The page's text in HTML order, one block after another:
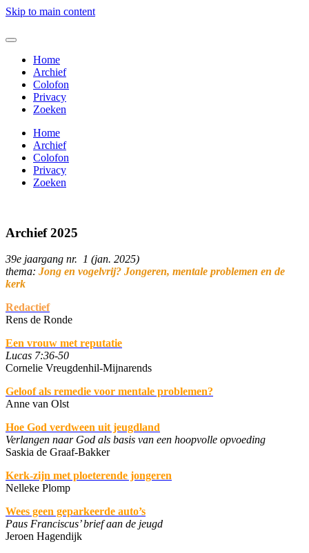
Skip to main content
Home
Archief
Colofon
Privacy
Zoeken
Home
Archief
Colofon
Privacy
Zoeken
Archief 2025
39e jaargang nr. 1 (jan. 2025)
thema: Jong en vogelvrij? Jongeren, mentale problemen en de
kerk
Redactief
Rens de Ronde
Een vrouw met reputatie
Lucas 7:36-50
Cornelie Vreugdenhil-Mijnarends
Geloof als remedie voor mentale problemen?
Anne van Olst
Hoe God verdween uit jeugdland
Verlangen naar God als basis van een hoopvolle opvoeding
Saskia de Graaf-Bakker
Kerk-zijn met ploeterende jongeren
Nelleke Plomp
Wees geen geparkeerde auto’s
Paus Franciscus’ brief aan de jeugd
Jeroen Hagendijk